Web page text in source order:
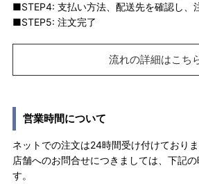
■STEP4: 支払い方法、配送先を確認し、
■STEP5: 注文完了
流れの詳細はこち
営業時間について
ネットでの注文は24時間受け付けておりま
店舗へのお問合せにつきましては、下記
す。